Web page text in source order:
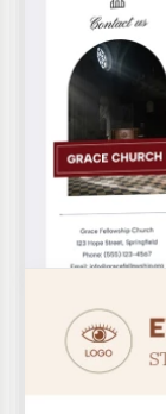
Vorlage